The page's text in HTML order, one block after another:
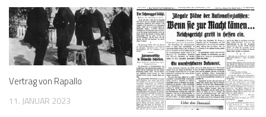
Vertrag von Rapallo
11. JANUAR 2023